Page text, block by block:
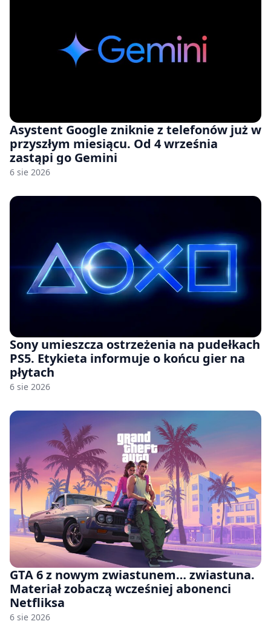
Asystent Google zniknie z telefonów już w
przyszłym miesiącu. Od 4 września
zastąpi go Gemini
6 sie 2026
Sony umieszcza ostrzeżenia na pudełkach
PS5. Etykieta informuje o końcu gier na
płytach
6 sie 2026
GTA 6 z nowym zwiastunem… zwiastuna.
Materiał zobaczą wcześniej abonenci
Netfliksa
6 sie 2026